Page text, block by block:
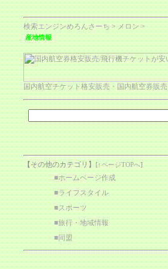
検索エンジンめろんさーち>メロン>
産地情報
国内航空チケット格安販売・国内航空券販売
【その他のカテゴリ】[↑ページTOPへ]
■ホームページ作成
■ライフスタイル
■スポーツ
■旅行・地域情報
■同盟